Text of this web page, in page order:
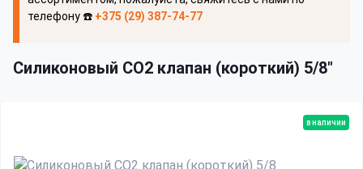
телефону ☎️ +375 (29) 387-74-77
Силиконовый СО2 клапан (короткий) 5/8"
в наличии